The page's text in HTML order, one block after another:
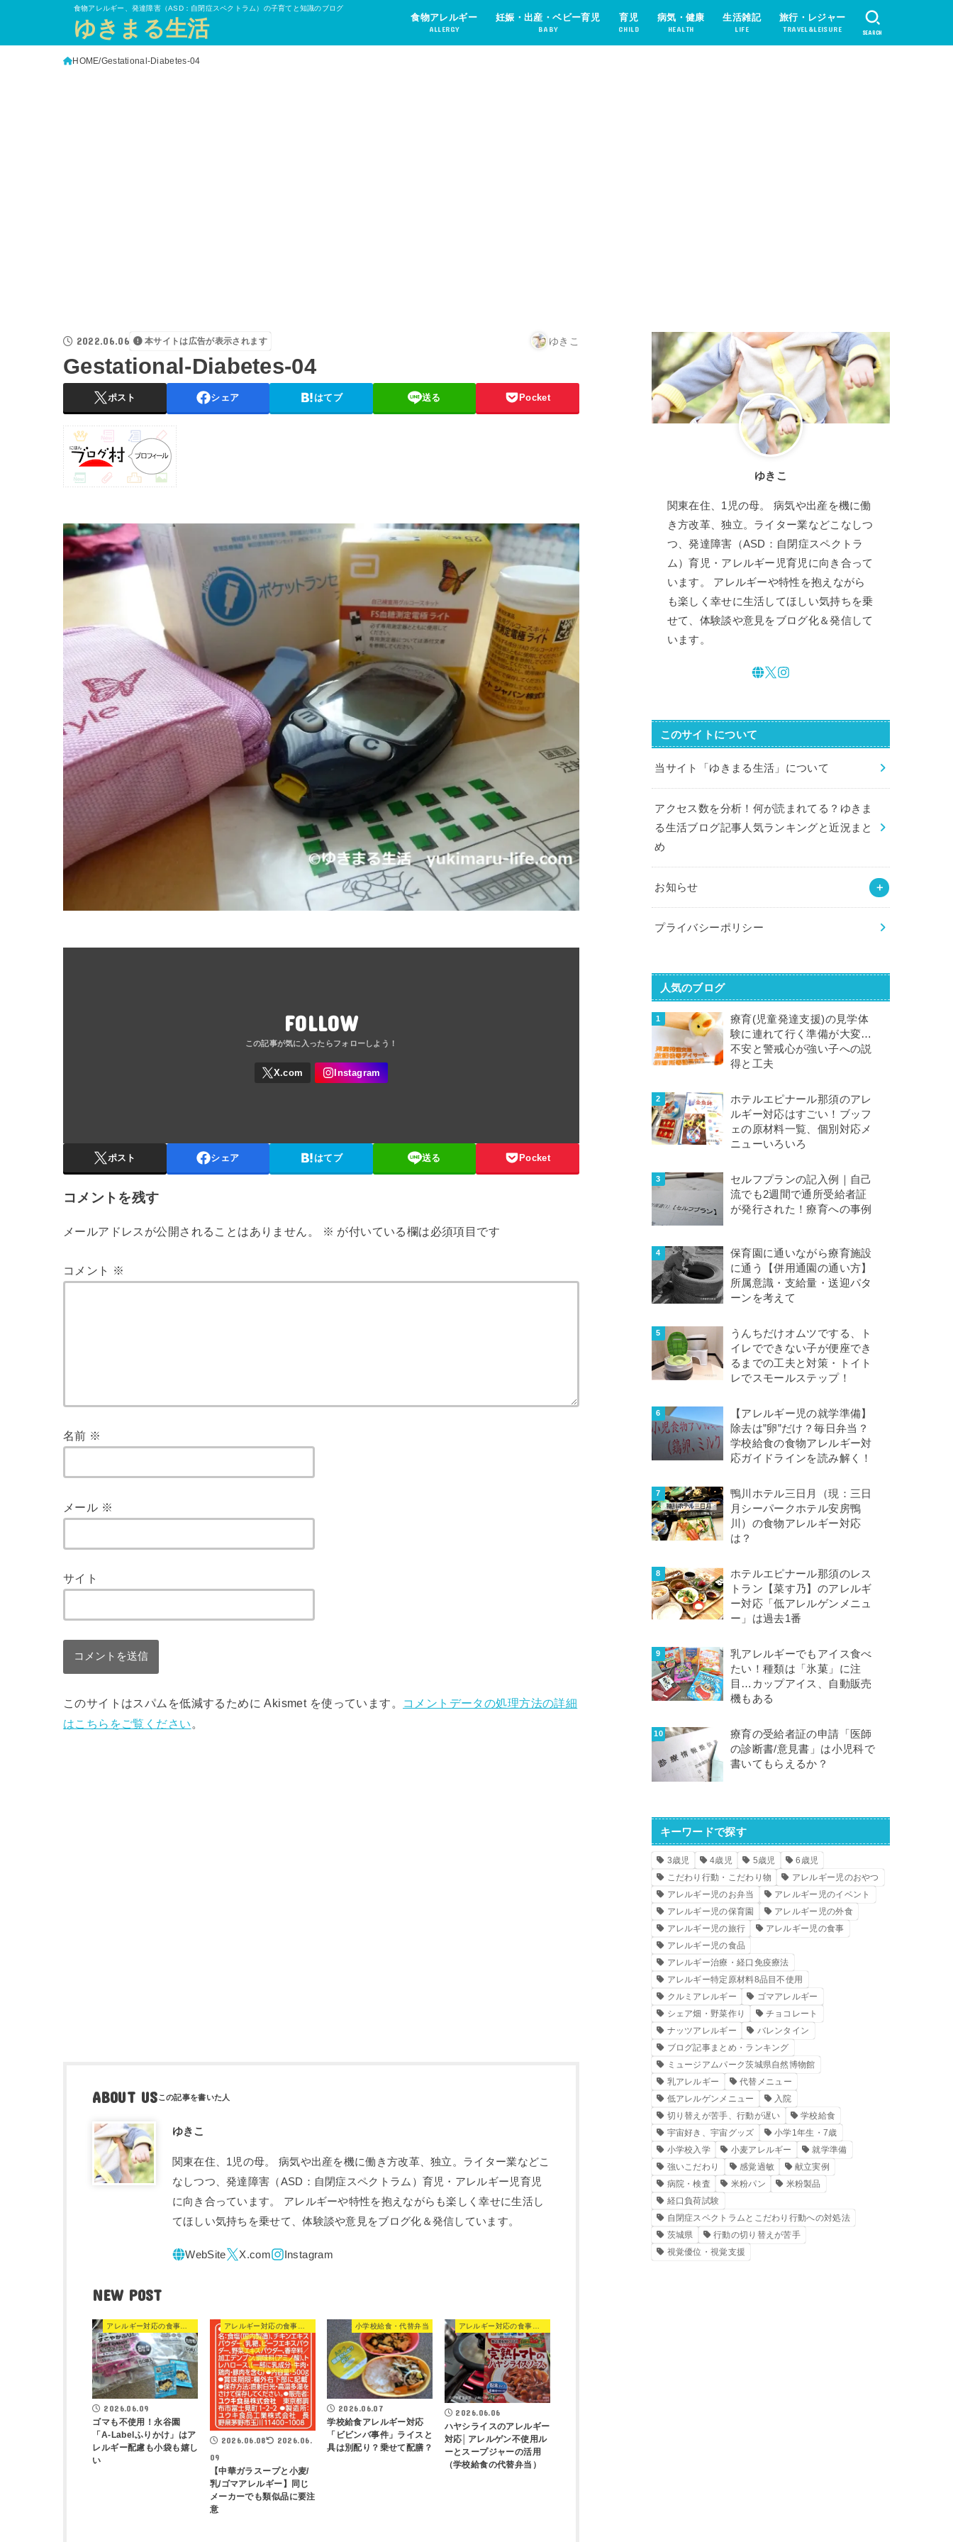
食物アレルギー、発達障害（ASD：自閉症スペクトラム）の子育てと知識のブログ
ゆきまる生活 食物アレルギー
ALLERGY
妊娠・出産・ベビー育児
BABY
育児
CHILD
病気・健康
HEALTH
生活雑記
LIFE
旅行・レジャー
TRAVEL&LEISURE SEARCH
HOME Gestational-Diabetes-04
2022.06.06 本サイトは広告が表示されます ゆきこ
Gestational-Diabetes-04
ポスト シェア はてブ 送る Pocket
FOLLOW
ポスト シェア はてブ 送る Pocket
コメントを残す
メールアドレスが公開されることはありません。 ※ が付いている欄は必須項目です
コメント ※
名前 ※
メール ※
サイト
このサイトはスパムを低減するために Akismet を使っています。
コメントデータの処理方法の詳細
はこちらをご覧ください
ABOUT US
ゆきこ
関東在住、1児の母。 病気や出産を機に働き方改革、独立。ライター業などこ
なしつつ、発達障害（ASD：自閉症スペクトラム）育児・アレルギー児育児
に向き合っています。 アレルギーや特性を抱えながらも楽しく幸せに生活し
てほしい気持ちを乗せて、体験談や意見をブログ化＆発信しています。
NEW POST
2026.06.09
ゴマも不使用！永谷園
「A-Labelふりかけ」はア
レルギー配慮も小袋も嬉し
い
2026.06.08
2026.06.
09
【中華ガラスープと小麦/
乳/ゴマアレルギー】同じ
メーカーでも類似品に要注
意
小学校給食・代替弁当
2026.06.07
学校給食アレルギー対応
「ビビンバ事件」ライスと
具は別配り？乗せて配膳？
2026.06.06
ハヤシライスのアレルギー
対応│アレルゲン不使用ル
ーとスープジャーの活用
（学校給食の代替弁当）
ゆきこ
関東在住、1児の母。 病気や出産を機に働
き方改革、独立。ライター業などこなしつ
つ、発達障害（ASD：自閉症スペクトラ
ム）育児・アレルギー児育児に向き合って
います。 アレルギーや特性を抱えながら
も楽しく幸せに生活してほしい気持ちを乗
せて、体験談や意見をブログ化＆発信して
います。
このサイトについて
当サイト「ゆきまる生活」について
アクセス数を分析！何が読まれてる？ゆきま
る生活ブログ記事人気ランキングと近況まと
め
お知らせ
プライバシーポリシー
人気のブログ
療育(児童発達支援)の見学体
験に連れて行く準備が大変…
不安と警戒心が強い子への説
得と工夫
ホテルエピナール那須のアレ
ルギー対応はすごい！ブッフ
ェの原材料一覧、個別対応メ
ニューいろいろ
セルフプランの記入例｜自己
流でも2週間で通所受給者証
が発行された！療育への事例
保育園に通いながら療育施設
に通う【併用通園の通い方】
所属意識・支給量・送迎パタ
ーンを考えて
うんちだけオムツでする、ト
イレでできない子が便座でき
るまでの工夫と対策・トイト
レでスモールステップ！
【アレルギー児の就学準備】
除去は”卵”だけ？毎日弁当？
学校給食の食物アレルギー対
応ガイドラインを読み解く！
鴨川ホテル三日月（現：三日
月シーパークホテル安房鴨
川）の食物アレルギー対応
は？
ホテルエピナール那須のレス
トラン【菜す乃】のアレルギ
ー対応「低アレルゲンメニュ
ー」は過去1番
乳アレルギーでもアイス食べ
たい！種類は「氷菓」に注
目…カップアイス、自動販売
機もある
療育の受給者証の申請「医師
の診断書/意見書」は小児科で
書いてもらえるか？
キーワードで探す
3歳児 4歳児 5歳児
6歳児
こだわり行動・こだわり物
アレルギー児のおやつ
アレルギー児のお弁当
アレルギー児のイベント
アレルギー児の保育園
アレルギー児の外食
アレルギー児の旅行
アレルギー児の食事
アレルギー児の食品
アレルギー治療・経口免疫療法
アレルギー特定原材料8品目不使用
クルミアレルギー
ゴマアレルギー
シェア畑・野菜作り
チョコレート
ナッツアレルギー
バレンタイン
ブログ記事まとめ・ランキング
ミュージアムパーク茨城県自然博物館
乳アレルギー
代替メニュー
低アレルゲンメニュー
入院
切り替えが苦手、行動が遅い
学校給食
宇宙好き、宇宙グッズ
小学1年生・7歳
小学校入学
小麦アレルギー
就学準備
強いこだわり
感覚過敏
献立実例
病院・検査
米粉パン
米粉製品
経口負荷試験
自閉症スペクトラムとこだわり行動への対処法
茨城県
行動の切り替えが苦手
視覚優位・視覚支援